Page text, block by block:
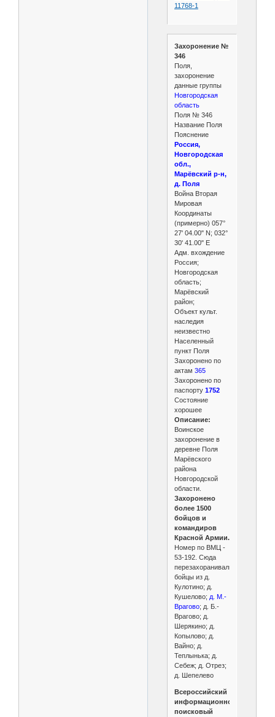
11768-1
Захоронение №
346
Поля,
захоронение
данные группы
Новгородская
область
Поля № 346
Название Поля
Пояснение
Россия,
Новгородская
обл.,
Марёвский р-н,
д. Поля
Война Вторая
Мировая
Координаты
(примерно) 057°
27ʹ 04.00ʺ N; 032°
30ʹ 41.00ʺ E
Адм. вхождение
Россия;
Новгородская
область;
Марёвский
район;
Объект культ.
наследия
неизвестно
Населенный
пункт Поля
Захоронено по
актам 365
Захоронено по
паспорту 1752
Состояние
хорошее
Описание:
Воинское
захоронение в
деревне Поля
Марёвского
района
Новгородской
области.
Захоронено
более 1500
бойцов и
командиров
Красной Армии.
Номер по ВМЦ -
53-192. Сюда
перезахоранивались
бойцы из д.
Кулотино; д.
Кушелово; д. М.-
Врагово; д. Б.-
Врагово; д.
Шерякино; д.
Копылово; д.
Вайно; д.
Теплынька; д.
Себеж; д. Отрез;
д. Шепелево
Всероссийский
информационно-
поисковый